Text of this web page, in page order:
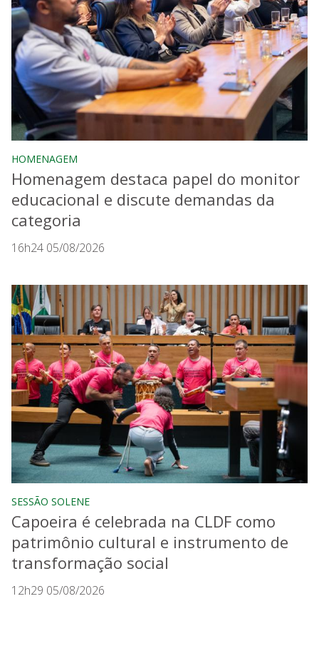
HOMENAGEM
Homenagem destaca papel do monitor
educacional e discute demandas da
categoria
16h24 05/08/2026
SESSÃO SOLENE
Capoeira é celebrada na CLDF como
patrimônio cultural e instrumento de
transformação social
12h29 05/08/2026